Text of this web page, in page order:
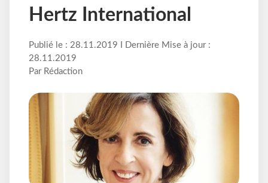
Hertz International
Publié le : 28.11.2019 I Dernière Mise à jour :
28.11.2019
Par Rédaction